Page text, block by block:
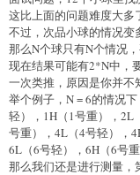
这比上面的问题难度大多
不过，次品小球的情况变
那么N个球只有N个情况
现在结果可能有2*N中，
一次类推，原因是你并不
举个例子，N = 6的情况
轻），1H（1号重），2L
号重），4L（4号轻），
6L（6号轻），6H（6号重
那么我们还是进行测量，